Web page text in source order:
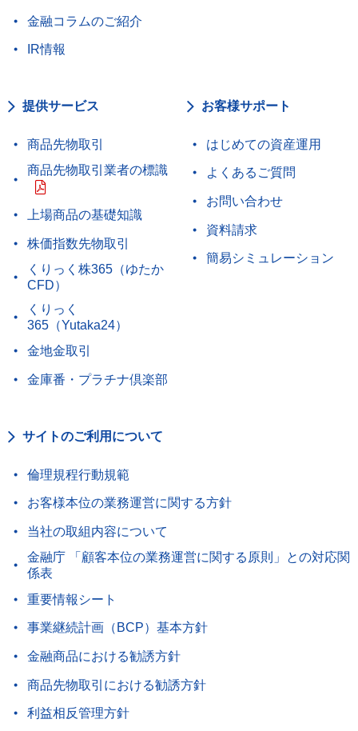
金融コラムのご紹介
IR情報
提供サービス
商品先物取引
商品先物取引業者の標識
上場商品の基礎知識
株価指数先物取引
くりっく株365（ゆたか
CFD）
くりっく
365（Yutaka24）
金地金取引
金庫番・プラチナ倶楽部
お客様サポート
はじめての資産運用
よくあるご質問
お問い合わせ
資料請求
簡易シミュレーション
サイトのご利用について
倫理規程行動規範
お客様本位の業務運営に関する方針
当社の取組内容について
金融庁 「顧客本位の業務運営に関する原則」との対応関
係表
重要情報シート
事業継続計画（BCP）基本方針
金融商品における勧誘方針
商品先物取引における勧誘方針
利益相反管理方針